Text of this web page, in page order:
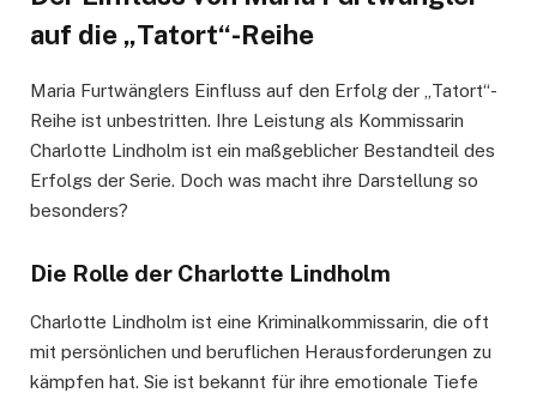
auf die „Tatort“-Reihe
Maria Furtwänglers Einfluss auf den Erfolg der „Tatort“-
Reihe ist unbestritten. Ihre Leistung als Kommissarin
Charlotte Lindholm ist ein maßgeblicher Bestandteil des
Erfolgs der Serie. Doch was macht ihre Darstellung so
besonders?
Die Rolle der Charlotte Lindholm
Charlotte Lindholm ist eine Kriminalkommissarin, die oft
mit persönlichen und beruflichen Herausforderungen zu
kämpfen hat. Sie ist bekannt für ihre emotionale Tiefe